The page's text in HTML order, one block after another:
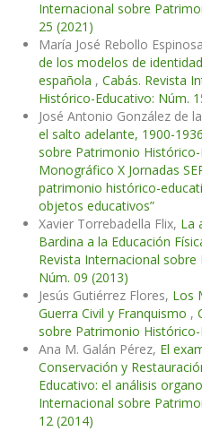
Internacional sobre
25 (2021)
María José Rebollo
de los modelos de
española , Cabás. Revista
Histórico-Educativo: Núm.
José Antonio González de
el salto adelante, 1900-1936
sobre Patrimonio
Monográfico X Jornadas
patrimonio histórico-
objetos educativos”
Xavier Torrebadella Flix, La
Bardina a la Educación
Revista Internacional
Núm. 09 (2013)
Jesús Gutiérrez Flores, Los
Guerra Civil y Franquismo ,
sobre Patrimonio
Ana M. Galán Pérez, El
Conservación y
Educativo: el análisis
Internacional sobre
12 (2014)